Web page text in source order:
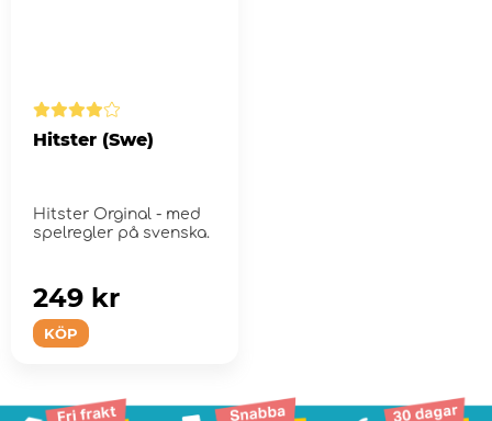
Hitster (Swe)
Hitster Orginal - med
spelregler på svenska.
KÖP
249 kr